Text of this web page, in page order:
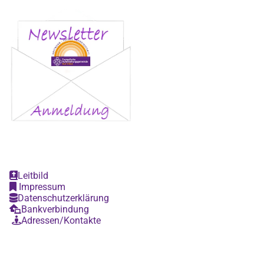
Leitbild
Impressum
Datenschutzerklärung
Bankverbindung
Adressen/Kontakte